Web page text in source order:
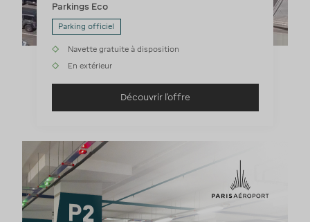
Parkings Eco
Parking officiel
Navette gratuite à disposition
En extérieur
Découvrir l'offre